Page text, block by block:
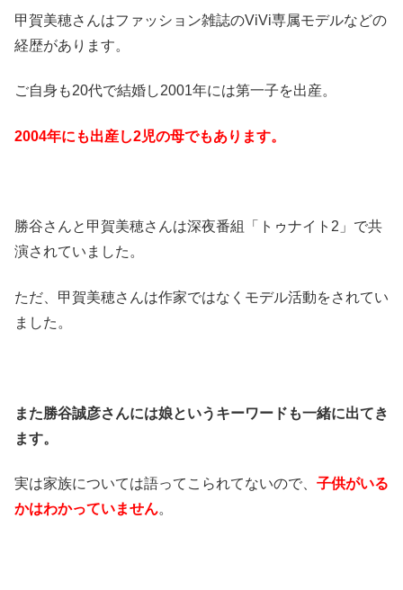
甲賀美穂さんはファッション雑誌のViVi専属モデルなどの
経歴があります。
ご自身も20代で結婚し2001年には第一子を出産。
2004年にも出産し2児の母でもあります。
勝谷さんと甲賀美穂さんは深夜番組「トゥナイト2」で共
演されていました。
ただ、甲賀美穂さんは作家ではなくモデル活動をされてい
ました。
また勝谷誠彦さんには娘というキーワードも一緒に出てき
ます。
実は家族については語ってこられてないので、 子供がいる
かはわかっていません。